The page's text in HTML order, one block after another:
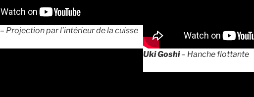
– Projection par l’intérieur de la cuisse
Uki Goshi– Hanche flottante